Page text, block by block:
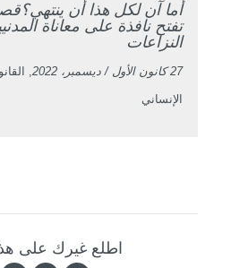
أما آن لكل هذا أن
تفتح نافذة على معاناة
النزاعات
27 كانون الأول / ديسمبر، 2022 ,
الإنساني
اطلع غيرك على